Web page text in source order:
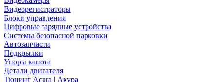
Видеорегистраторы
Блоки управления
Цифровые зарядные устройства
Системы безопасной парковки
Автозапчасти
Подкрылки
Упоры капота
Детали двигателя
Тюнинг Acura | Акура